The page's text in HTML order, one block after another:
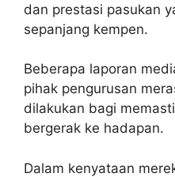
dan prestasi pasukan
sepanjang kempen.
Beberapa laporan
pihak pengurusan
dilakukan bagi
bergerak ke hadapan.
Dalam kenyataan